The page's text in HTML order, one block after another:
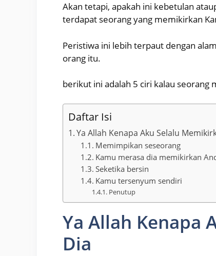
Akan tetapi, apakah ini kebetulan
terdapat seorang yang memikirkan
Peristiwa ini lebih terpaut dengan
orang itu.
berikut ini adalah 5 ciri kalau seorang
Daftar Isi
Ya Allah Kenapa Aku Selalu
Memimpikan seseorang
Kamu merasa dia memikirkan
Seketika bersin
Kamu tersenyum sendiri
Penutup
Ya Allah Kenapa
Dia